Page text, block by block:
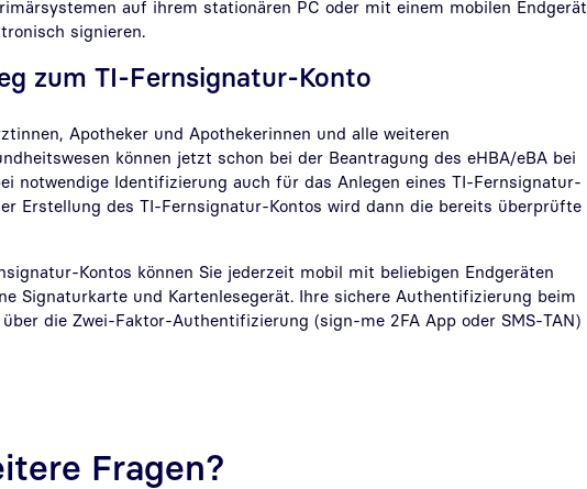
auf ihrem stationären PC oder mit einem mobilen Endgerät
signieren.
zum TI-Fernsignatur-Konto
Apotheker und Apothekerinnen und alle weiteren
können jetzt schon bei der Beantragung des eHBA/eBA bei
notwendige Identifizierung auch für das Anlegen eines TI-Fernsignatur-
Erstellung des TI-Fernsignatur-Kontos wird dann die bereits überprüfte
Kontos können Sie jederzeit mobil mit beliebigen Endgeräten
Signaturkarte und Kartenlesegerät. Ihre sichere Authentifizierung beim
die Zwei-Faktor-Authentifizierung (sign-me 2FA App oder SMS-TAN)
Fragen?